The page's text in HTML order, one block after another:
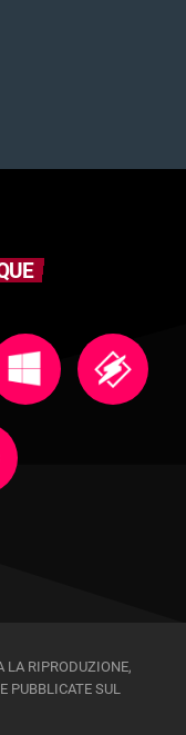
RIPRODUZIONE,
PUBBLICATE SUL